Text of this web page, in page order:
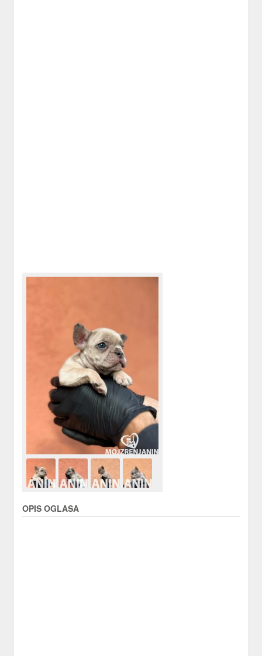
OPIS OGLASA